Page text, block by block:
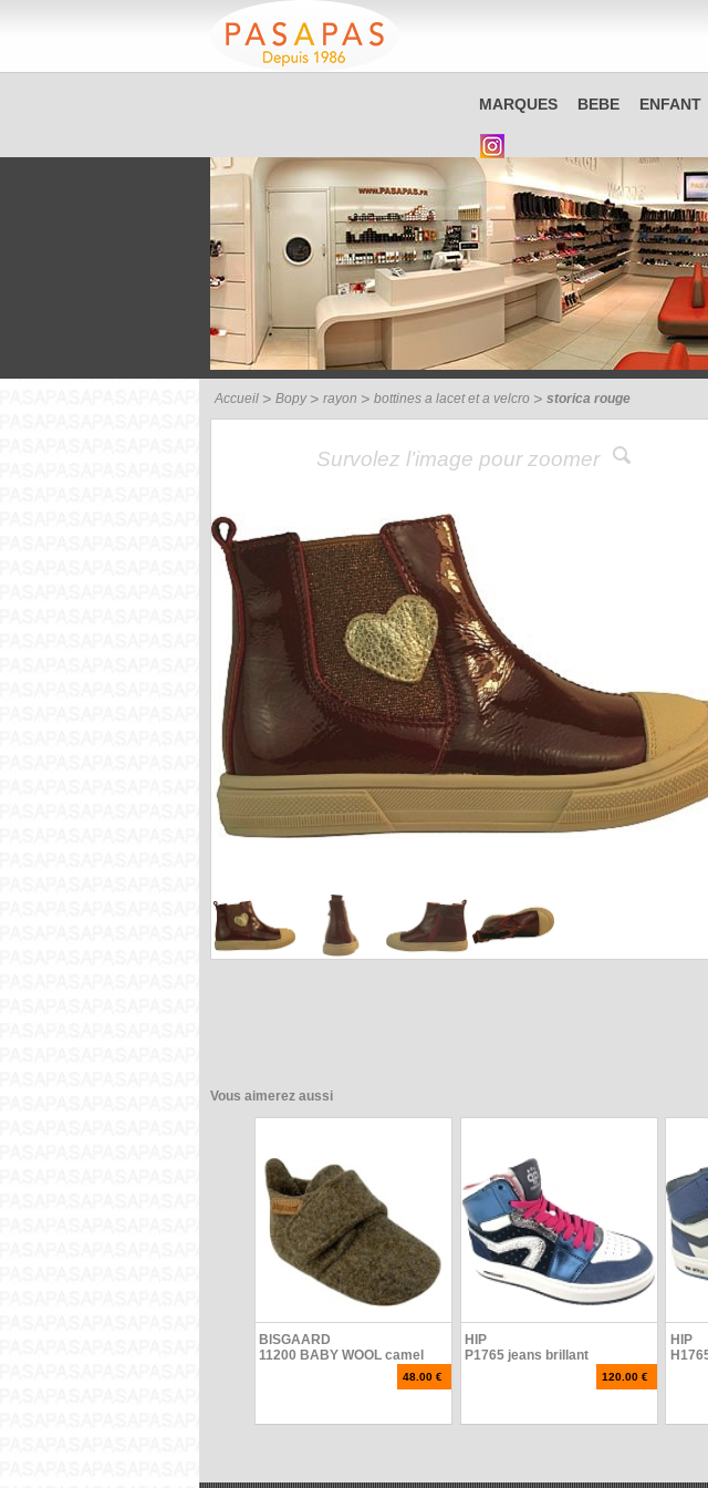
MARQUES BEBE ENFANT
Accueil Bopy rayon bottines a lacet et a velcro storica rouge
Survolez l’image pour zoomer
Vous aimerez aussi
BISGAARD
11200 BABY WOOL camel
48.00 €
HIP
P1765 jeans brillant
120.00 €
HIP